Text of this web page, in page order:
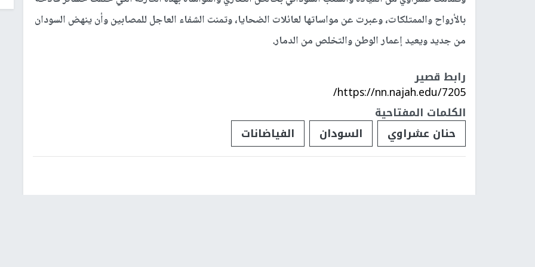
بالأرواح والممتلكات، وعبرت عن مواساتها لعائلات الضحايا، وتمنت الشفاء العاجل للمصابين وأن ينهض السودان
من جديد ويعيد إعمار الوطن والتخلص من الدمار.
رابط قصير
https://nn.najah.edu/7205/
الكلمات المفتاحية
حنان عشراوي
السودان الفياضانات